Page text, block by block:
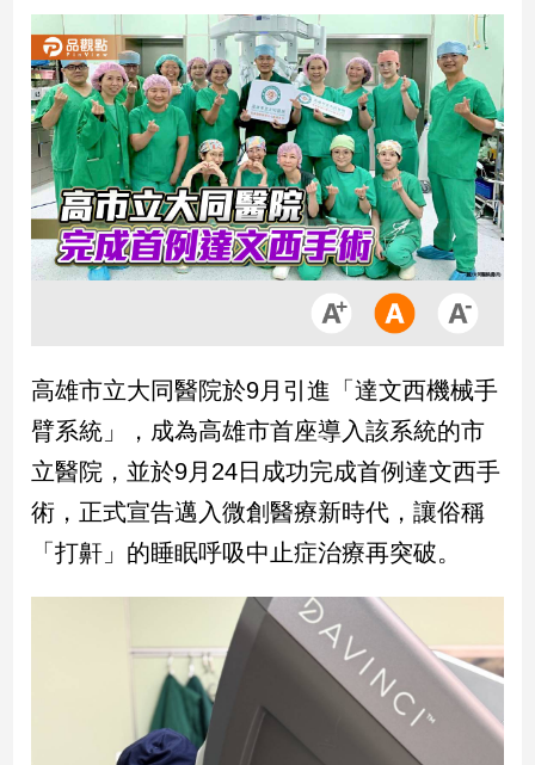
產
經/
股
市
房
地
產
品
政
治
政
治
焦
觀
高雄市立大同醫院於9月引進「達文西機械手
臂系統」，成為高雄市首座導入該系統的市
立醫院，並於9月24日成功完成首例達文西手
術，正式宣告邁入微創醫療新時代，讓俗稱
「打鼾」的睡眠呼吸中止症治療再突破。